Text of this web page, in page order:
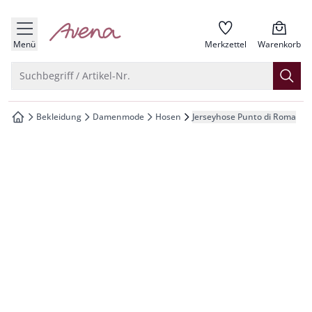
springen
springen
springen
springen
Menü zur Startseite Merkzettel Warenkorb
Suchbegriff / Artikel-Nr.
zur Startseite
Bekleidung Damenmode Hosen Jerseyhose Punto di Roma